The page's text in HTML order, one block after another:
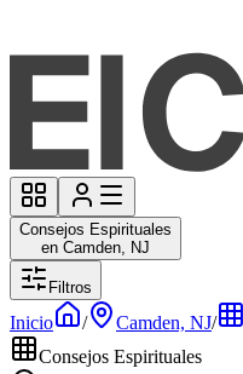
Consejos Espirituales
en Camden, NJ
Filtros
Inicio / Camden, NJ/
Consejos Espirituales